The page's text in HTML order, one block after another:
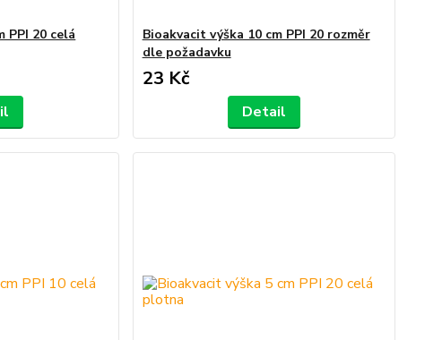
PPI 20 celá
Bioakvacit výška 10 cm PPI 20 rozměr
dle požadavku
23 Kč
Detail